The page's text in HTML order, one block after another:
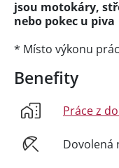
jsou motokáry,
nebo pokec u piva
* Místo výkonu
Benefity
Práce z
Dovolená